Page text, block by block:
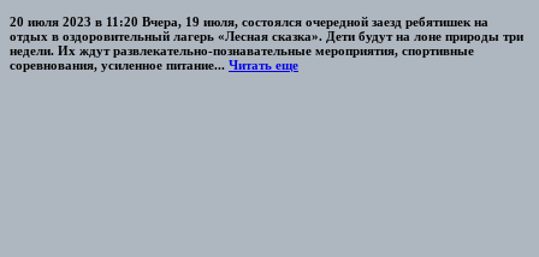
20 июля 2023 в 11:20 Вчера, 19 июля, состоялся очередной заезд ребятишек на
отдых в оздоровительный лагерь «Лесная сказка». Дети будут на лоне природы три
недели. Их ждут развлекательно-познавательные мероприятия, спортивные
соревнования, усиленное питание... Читать еще